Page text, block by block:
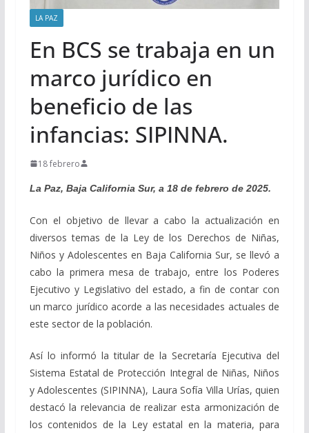
LA PAZ
En BCS se trabaja en un
marco jurídico en
beneficio de las
infancias: SIPINNA.
18 febrero
La Paz, Baja California Sur, a 18 de febrero de 2025.
Con el objetivo de llevar a cabo la actualización en
diversos temas de la Ley de los Derechos de Niñas,
Niños y Adolescentes en Baja California Sur, se llevó a
cabo la primera mesa de trabajo, entre los Poderes
Ejecutivo y Legislativo del estado, a fin de contar con
un marco jurídico acorde a las necesidades actuales de
este sector de la población.
Así lo informó la titular de la Secretaría Ejecutiva del
Sistema Estatal de Protección Integral de Niñas, Niños
y Adolescentes (SIPINNA), Laura Sofía Villa Urías, quien
destacó la relevancia de realizar esta armonización de
los contenidos de la Ley estatal en la materia, para